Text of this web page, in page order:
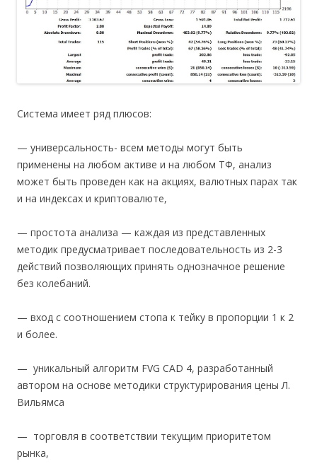
Система имеет ряд плюсов:
— универсальность- всем методы могут быть
применены на любом активе и на любом ТФ, анализ
может быть проведен как на акциях, валютных парах так
и на индексах и криптовалюте,
— простота анализа — каждая из представленных
методик предусматривает последовательность из 2-3
действий позволяющих принять однозначное решение
без колебаний.
— вход с соотношением стопа к тейку в пропорции 1 к 2
и более.
— уникальный алгоритм FVG CAD 4, разработанный
автором на основе методики структурирования цены Л.
Вильямса
— торговля в соответствии текущим приоритетом
рынка,